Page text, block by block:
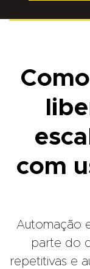
com
Automação
parte do
repetitivas e